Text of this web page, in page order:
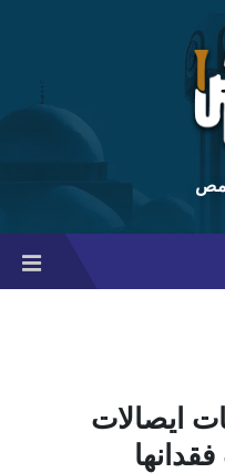
ايصالات